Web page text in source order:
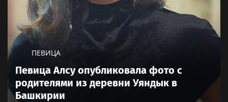
ПЕВИЦА
Певица Алсу опубликовала фото с
родителями из деревни Уяндык в
Башкирии